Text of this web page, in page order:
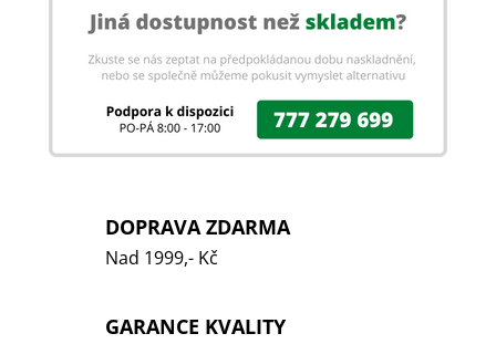
DOPRAVA ZDARMA
Nad 1999,- Kč
GARANCE KVALITY